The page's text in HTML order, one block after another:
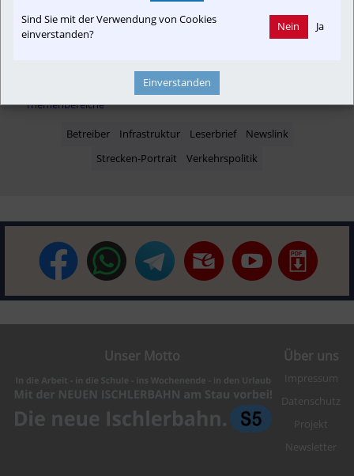
Austria-In-Motion Branchenbeitrag
Kontrovers
Themenbereiche
Betreiber Infrastruktur Leserbrief
Newslink
Strecken-Portrait
Verkehrspolitik
Unser Motto Über uns
Impressum
Datenschutz
Projekt
Newsletter
Sind Sie mit der Verwendung von Cookies
einverstanden?
Nein Ja
Einverstanden